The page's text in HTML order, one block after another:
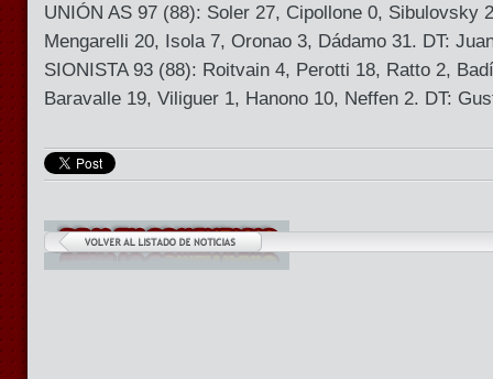
UNIÓN AS 97 (88): Soler 27, Cipollone 0, Sibulovsky
Mengarelli 20, Isola 7, Oronao 3, Dádamo 31. DT:
SIONISTA 93 (88): Roitvain 4, Perotti 18, Ratto 2,
Baravalle 19, Viliguer 1, Hanono 10, Neffen 2. DT: